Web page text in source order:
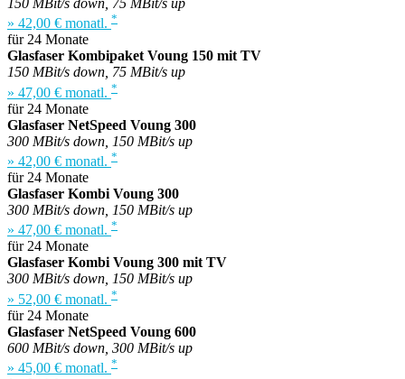
150 MBit/s down, 75 MBit/s up
» 42,00 € monatl. *
für 24 Monate
Glasfaser Kombipaket Voung 150 mit TV
150 MBit/s down, 75 MBit/s up
» 47,00 € monatl. *
für 24 Monate
Glasfaser NetSpeed Voung 300
300 MBit/s down, 150 MBit/s up
» 42,00 € monatl. *
für 24 Monate
Glasfaser Kombi Voung 300
300 MBit/s down, 150 MBit/s up
» 47,00 € monatl. *
für 24 Monate
Glasfaser Kombi Voung 300 mit TV
300 MBit/s down, 150 MBit/s up
» 52,00 € monatl. *
für 24 Monate
Glasfaser NetSpeed Voung 600
600 MBit/s down, 300 MBit/s up
» 45,00 € monatl. *